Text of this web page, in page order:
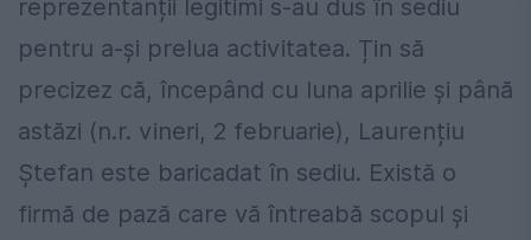
reprezentanții legitimi s-au dus în sediu
pentru a-și prelua activitatea. Țin să
precizez că, începând cu luna aprilie și până
astăzi (n.r. vineri, 2 februarie), Laurențiu
Ștefan este baricadat în sediu. Există o
firmă de pază care vă întreabă scopul și